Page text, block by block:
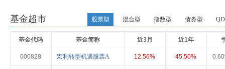
基金超市 股票型 混合型 指数型 债券型
基金代码 基金简称 近3月 近1年
000828 宏利转型机遇股票A 12.56% 45.50%